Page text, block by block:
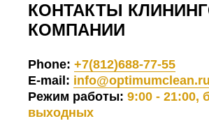
КОНТАКТЫ
КОМПАНИИ
Phone: +7(812)688-77-55
E-mail: info@optimumclean.ru
Режим работы: 9:00 - 21:00,
выходных